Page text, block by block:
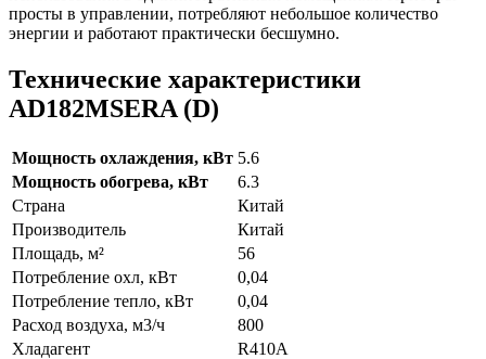
просты в управлении, потребляют небольшое количество
энергии и работают практически бесшумно.
Технические характеристики
AD182MSERA (D)
Мощность охлаждения, кВт 5.6
Мощность обогрева, кВт
6.3
Страна
Китай
Производитель
Китай
Площадь, м²
56
Потребление охл, кВт
0,04
Потребление тепло, кВт
0,04
Расход воздуха, м3/ч
800
Хладагент
R410A